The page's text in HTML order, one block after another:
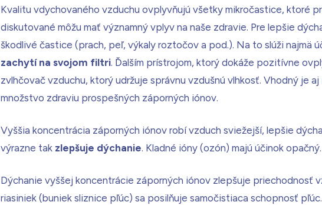
Kvalitu vdychovaného vzduchu ovplyvňujú všetky mikročastice, ktoré
diskutované môžu mať významný vplyv na naše zdravie. Pre lepšie
škodlivé častice (prach, peľ, výkaly roztočov a pod.). Na to slúži najmä
zachytí na svojom filtri. Ďalším prístrojom, ktorý dokáže pozitívne
zvlhčovač vzduchu, ktorý udržuje správnu vzdušnú vlhkosť. Vhodný je
množstvo zdraviu prospešných záporných iónov.
Vyššia koncentrácia záporných iónov robí vzduch sviežejší, lepšie
výrazne tak zlepšuje dýchanie. Kladné ióny (ozón) majú účinok opačný.
Dýchanie vyššej koncentrácie záporných iónov zlepšuje priechodnosť
riasiniek (buniek sliznice pľúc) sa posilňuje samočistiaca schopnosť pľúc.